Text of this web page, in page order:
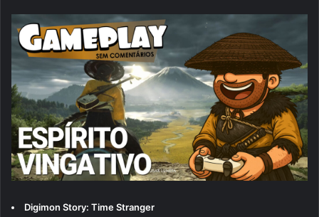
Digimon Story: Time Stranger